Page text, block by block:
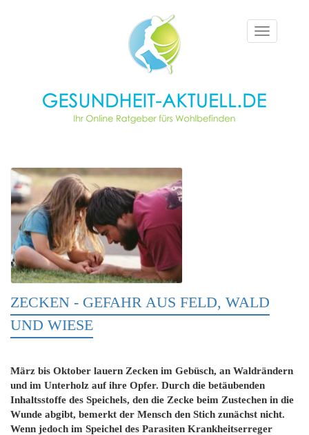
Toggle
navigation
ZECKEN - GEFAHR AUS FELD, WALD
UND WIESE
März bis Oktober lauern Zecken im Gebüsch, an Waldrändern
und im Unterholz auf ihre Opfer. Durch die betäubenden
Inhaltsstoffe des Speichels, den die Zecke beim Zustechen in die
Wunde abgibt, bemerkt der Mensch den Stich zunächst nicht.
Wenn jedoch im Speichel des Parasiten Krankheitserreger